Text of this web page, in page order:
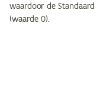
waardoor de
(waarde 0).